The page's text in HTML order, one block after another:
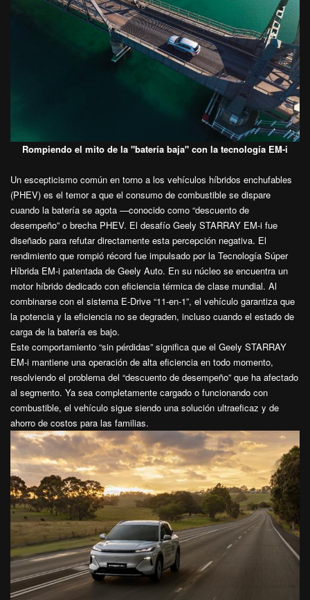
Rompiendo el mito de la "batería baja" con la tecnología EM-i
Un escepticismo común en torno a los vehículos híbridos enchufables
(PHEV) es el temor a que el consumo de combustible se dispare
cuando la batería se agota —conocido como “descuento de
desempeño” o brecha PHEV. El desafío Geely STARRAY EM-i fue
diseñado para refutar directamente esta percepción negativa. El
rendimiento que rompió récord fue impulsado por la Tecnología Súper
Híbrida EM-i patentada de Geely Auto. En su núcleo se encuentra un
motor híbrido dedicado con eficiencia térmica de clase mundial. Al
combinarse con el sistema E-Drive “11-en-1”, el vehículo garantiza que
la potencia y la eficiencia no se degraden, incluso cuando el estado de
carga de la batería es bajo.
Este comportamiento “sin pérdidas” significa que el Geely STARRAY
EM-i mantiene una operación de alta eficiencia en todo momento,
resolviendo el problema del “descuento de desempeño” que ha afectado
al segmento. Ya sea completamente cargado o funcionando con
combustible, el vehículo sigue siendo una solución ultraeficaz y de
ahorro de costos para las familias.